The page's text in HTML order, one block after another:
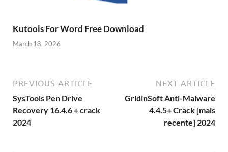
Kutools For Word Free Download
March 18, 2026
PREVIOUS ARTICLE
SysTools Pen Drive
Recovery 16.4.6 + crack
2024
NEXT ARTICLE
GridinSoft Anti-Malware
4.4.5+ Crack [mais
recente] 2024